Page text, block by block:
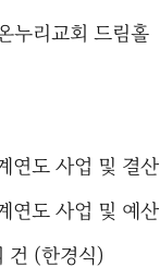
누리교회 드림홀
연도 사업 및 결
연도 사업 및 예
건 (한경식)